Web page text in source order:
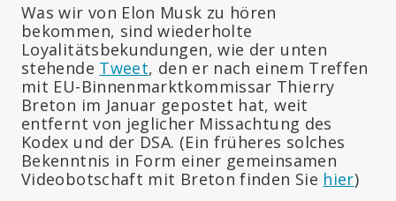
Was wir von Elon Musk zu hören
bekommen, sind wiederholte
Loyalitätsbekundungen, wie der unten
stehende Tweet, den er nach einem Treffen
mit EU-Binnenmarktkommissar Thierry
Breton im Januar gepostet hat, weit
entfernt von jeglicher Missachtung des
Kodex und der DSA. (Ein früheres solches
Bekenntnis in Form einer gemeinsamen
Videobotschaft mit Breton finden Sie hier)